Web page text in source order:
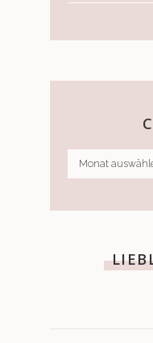
CHRONIK